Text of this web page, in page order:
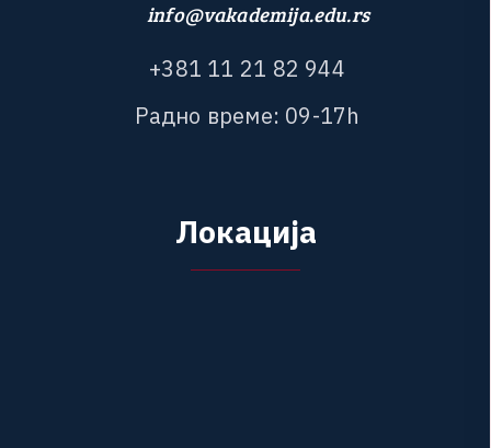
info@vakademija.edu.rs
+381 11 21 82 944
Радно време: 09-17h
Локација